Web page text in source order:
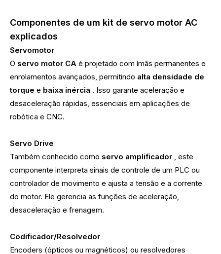
Componentes de um kit de servo motor AC
explicados
Servomotor
O servo motor CA é projetado com ímãs permanentes e
enrolamentos avançados, permitindo alta densidade de
torque e baixa inércia . Isso garante aceleração e
desaceleração rápidas, essenciais em aplicações de
robótica e CNC.
Servo Drive
Também conhecido como servo amplificador , este
componente interpreta sinais de controle de um PLC ou
controlador de movimento e ajusta a tensão e a corrente
do motor. Ele gerencia as funções de aceleração,
desaceleração e frenagem.
Codificador/Resolvedor
Encoders (ópticos ou magnéticos) ou resolvedores